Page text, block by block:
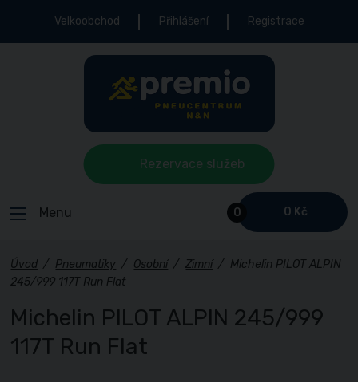
Velkoobchod Přihlášení Registrace
0 0 Kč
Menu
Rezervace služeb
Úvod / Pneumatiky / Osobní / Zimní / Michelin PILOT ALPIN
245/999 117T Run Flat
Michelin PILOT ALPIN 245/999
117T Run Flat